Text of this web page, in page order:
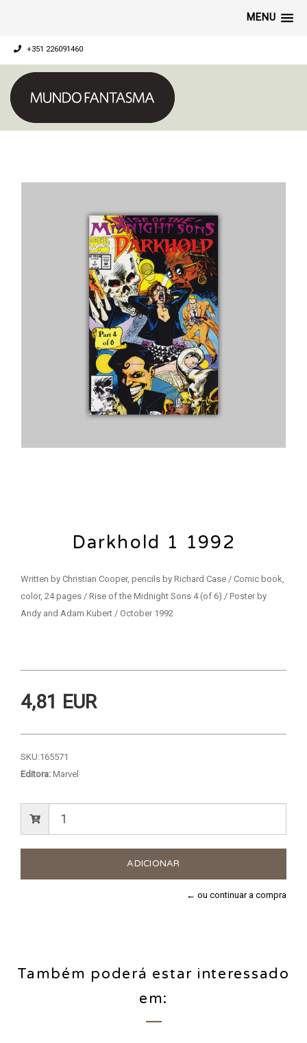
MENU
+351 226091460
Darkhold 1 1992
Written by Christian Cooper, pencils by Richard Case / Comic book,
color, 24 pages / Rise of the Midnight Sons 4 (of 6) / Poster by
Andy and Adam Kubert / October 1992
4,81 EUR
SKU:165571
Editora: Marvel
← ou continuar a compra
Também poderá estar interessado
em: